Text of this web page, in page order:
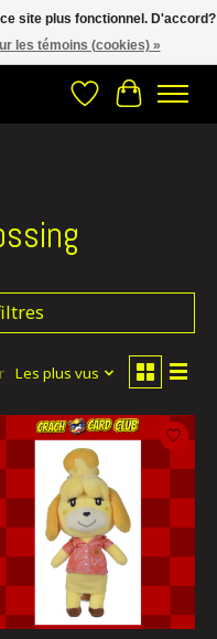
Liste dePanier
Les plus vus
site plus fonctionnel. D'accord?
les témoins (cookies) »